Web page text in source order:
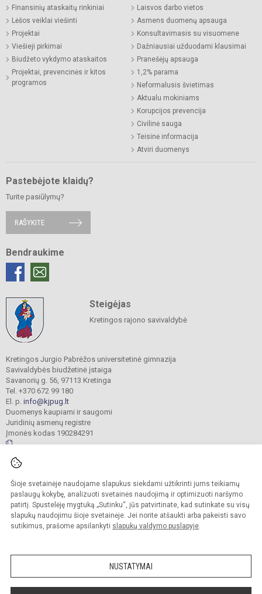
Šioje svetainėje naudojame slapukus siekdami užtikrinti jums teikiamų
paslaugų kokybę, analizuoti svetainės naudojimą ir optimizuoti naršymo
patirtį. Spustelėję mygtuką „Sutinku“, jūs patvirtinate, kad sutinkate su visų
slapukų naudojimu šioje svetainėje. Jei norite atšaukti arba pakeisti savo
sutikimus, prašome apsilankyti slapukų valdymo puslapyje.
NUSTATYMAI
Finansinių ataskaitų rinkiniai
Lėšos veiklai viešinti
Projektai
Viešieji pirkimai
Biudžeto vykdymo ataskaitos
Projektai, prevencinės ir kitos
programos
Laisvos darbo vietos
Asmens duomenų apsauga
Konsultavimasis su visuomene
Dažniausiai užduodami klausimai
Pranešėjų apsauga
1,2% parama
Neformalusis švietimas
Aktualu mokiniams
Korupcijos prevencija
Civilinė sauga
Teisinė informacija
Atviri duomenys
Pastebėjote klaidų?
Turite pasiūlymų?
RAŠYKITE
Bendraukime
Steigėjas
Kretingos rajono savivaldybė
Kretingos Jurgio Pabrėžos universitetinė gimnazija
Savivaldybės biudžetinė įstaiga
Savanorių g. 56, 97113 Kretinga
Tel. +370 672 99 180
El. p. info@kjpug.lt
Duomenys kaupiami ir saugomi
Juridinių asmenų registre
Įmonės kodas 190284291
saugomos.
Kopijuoti turinį be raštiško gimnazijos sutikimo griežtai draudžiama.
Versija neįgaliesiems Slapukų valdymas
Sumanus būdas atnaujinti